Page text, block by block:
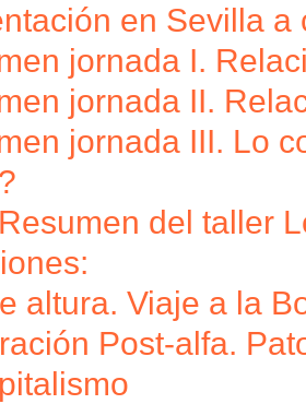
en Sevilla
jornada I.
jornada II.
jornada III. Lo
del taller
altura. Viaje a la
Post-alfa.